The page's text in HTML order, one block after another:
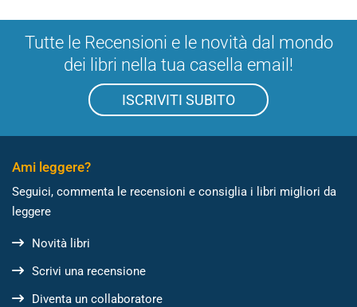
Tutte le Recensioni e le novità dal mondo
dei libri nella tua casella email!
ISCRIVITI SUBITO
Ami leggere?
Seguici, commenta le recensioni e consiglia i libri migliori da
leggere
Novità libri
Scrivi una recensione
Diventa un collaboratore